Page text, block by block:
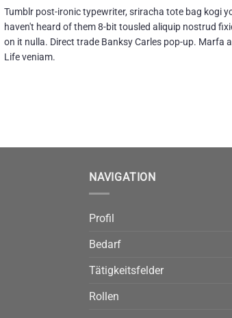
Bewertet
mit4
von 5
Tumblr post-ironic typewriter, sriracha tote bag kogi
haven't heard of them 8-bit tousled aliquip nostrud
on it nulla. Direct trade Banksy Carles pop-up. Marfa
Life veniam.
NAVIGATION
Profil
Bedarf
Tätigkeitsfelder
Rollen